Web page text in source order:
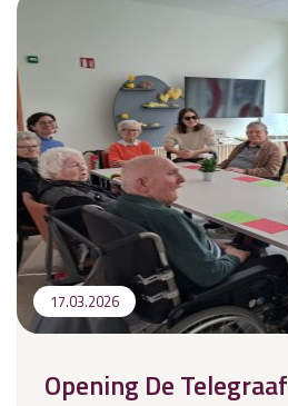
17.03.2026
Opening De Telegraaf